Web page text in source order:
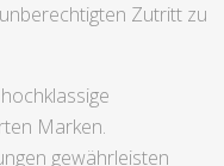
Zutritt zu
Marken.
gewährleisten